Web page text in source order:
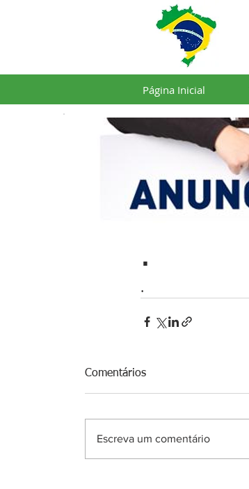
Página Inicial
.
.
Comentários
Escreva um comentário